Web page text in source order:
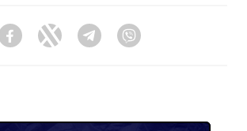
FacebookTwitter Telegram